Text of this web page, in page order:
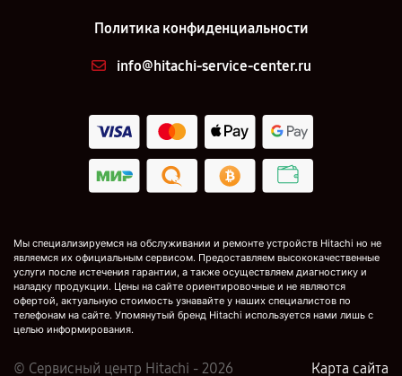
Политика конфиденциальности
info@hitachi-service-center.ru
Мы специализируемся на обслуживании и ремонте устройств Hitachi но не
являемся их официальным сервисом. Предоставляем высококачественные
услуги после истечения гарантии, а также осуществляем диагностику и
наладку продукции. Цены на сайте ориентировочные и не являются
офертой, актуальную стоимость узнавайте у наших специалистов по
телефонам на сайте. Упомянутый бренд Hitachi используется нами лишь с
целью информирования.
© Сервисный центр Hitachi - 2026 Карта сайта